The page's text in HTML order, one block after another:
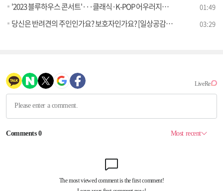
'2023 블루하우스 콘서트'···클래식·K-POP 어우러지는 밤 01:49
당신은 반려견의 주인인가요? 보호자인가요? [일상공감365] 03:29